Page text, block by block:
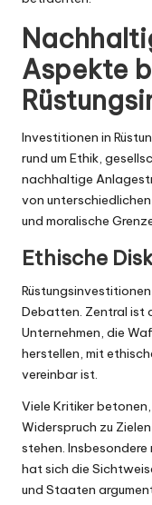
Aspekte
Investitionen in
rund um Ethik,
nachhaltige
von
und moralische
Ethische
Debatten. Zentral ist
Unternehmen, die
herstellen, mit
vereinbar ist.
Viele Kritiker
Widerspruch zu
stehen.
hat sich die
und Staaten